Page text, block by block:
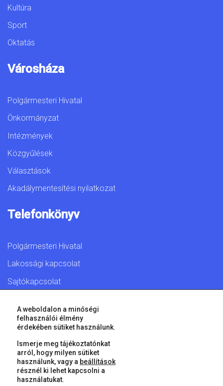
Kultúra
Sport
Oktatás
Városháza
Polgármesteri Hivatal
Önkormányzat
Intézmények
Közgyűlések
Választások
Akadálymentesítési nyilatkozat
Telefonkönyv
Polgármesteri Hivatal
Lakossági kapcsolat
Sajtókapcsolat
© 2026 Győr Megyei Jogú Város • Minden jog fenntartva!
A weboldalon a minőségi
felhasználói élmény
érdekében sütiket használunk.
Ismerje meg tájékoztatónkat
arról, hogy milyen sütiket
használunk, vagy a beállítások
résznél ki lehet kapcsolni a
használatukat.